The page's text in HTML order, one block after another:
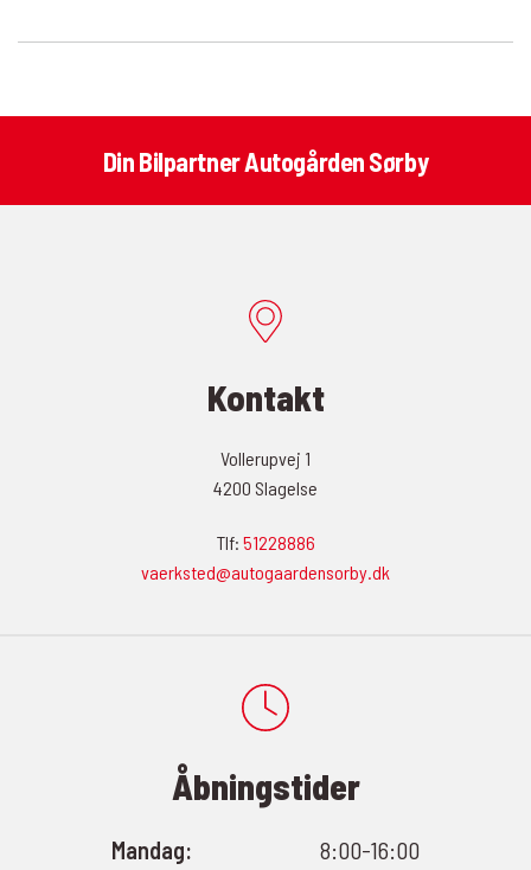
Din Bilpartner Autogården Sørby
Kontakt
Vollerupvej 1
4200 Slagelse
Tlf: 51228886
vaerksted@autogaardensorby.dk
Åbningstider
Mandag:
8:00-16:00